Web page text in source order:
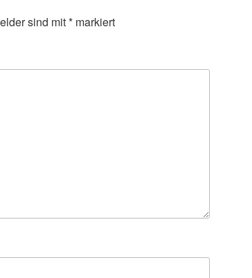
sind mit* markiert